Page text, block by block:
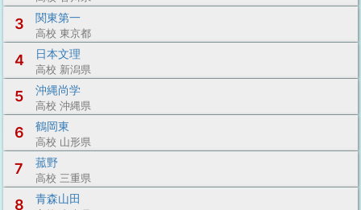
3 関東第一
高校 東京都
4 日本文理
高校 新潟県
5 沖縄尚学
高校 沖縄県
6 鶴岡東
高校 山形県
7 菰野
高校 三重県
8 青森山田